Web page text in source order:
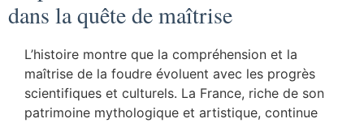
dans la quête de maîtrise
L’histoire montre que la compréhension et la
maîtrise de la foudre évoluent avec les progrès
scientifiques et culturels. La France, riche de son
patrimoine mythologique et artistique, continue